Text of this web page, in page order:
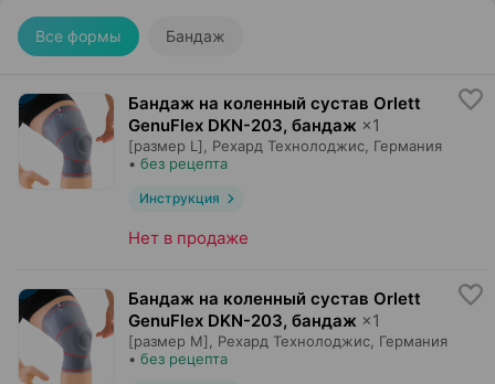
Все формы Бандаж
Бандаж на коленный сустав Orlett
GenuFlex DKN-203, бандаж ×1
[размер L], Рехард Технолоджис , Германия
• без рецепта
Инструкция
Нет в продаже
Бандаж на коленный сустав Orlett
GenuFlex DKN-203, бандаж ×1
[размер M], Рехард Технолоджис , Германия
• без рецепта